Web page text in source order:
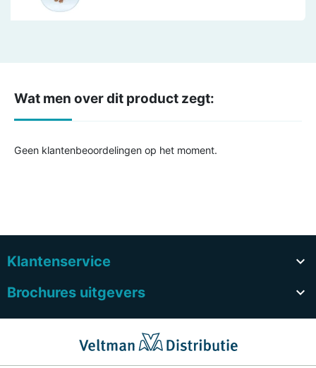
Wat men over dit product zegt:
Geen klantenbeoordelingen op het moment.
Klantenservice

Brochures uitgevers
